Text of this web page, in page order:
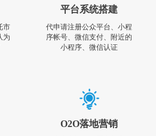
市
为
平台系统搭建
代申请注册公众平台、小程
序帐号、微信支付、附近的
小程序、微信认证
O2O落地营销